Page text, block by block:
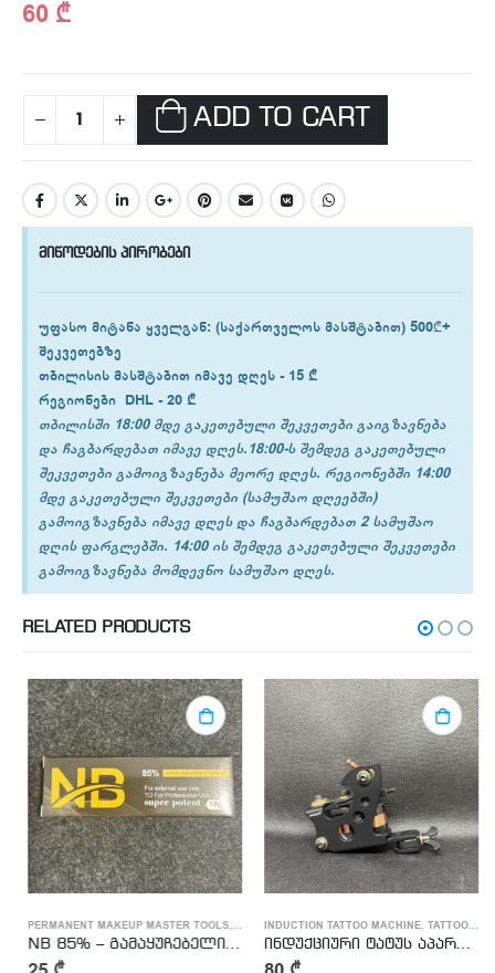
60 ₾
ADD TO CART
მიწოდების პირობები
უფასო მიტანა ყველგან: (საქართველოს მასშტაბით) 500₾+
შეკვეთებზე
თბილისის მასშტაბით იმავე დღეს -15 ₾
რეგიონები DHL -20 ₾
თბილისში 18:00 მდე გაკეთებული შეკვეთები გაიგზავნება
და ჩაგბარდებათ იმავე დღეს.18:00-ს შემდეგ გაკეთებული
შეკვეთები გამოიგზავნება მეორე დღეს. რეგიონებში 14:00
მდე გაკეთებული შეკვეთები (სამუშაო დღეებში)
გამოიგზავნება იმავე დღეს და ჩაგბარდებათ 2 სამუშაო
დღის ფარგლებში. 14:00 ის შემდეგ გაკეთებული შეკვეთები
გამოიგზავნება მომდევნო სამუშაო დღეს.
RELATED PRODUCTS
,WIRELESS TATTOO MACHINE
PERMANENT MAKEUP MASTER TOOLS, TATTOO MASTER SUPPLIES,TATTOO SUPPLY
NB 85% – გამაყუჩებელი მალამო
INDUCTION TATTOO MACHINE,TATTOO SUPPLY
ინდუქციური ტატუს აპარატი